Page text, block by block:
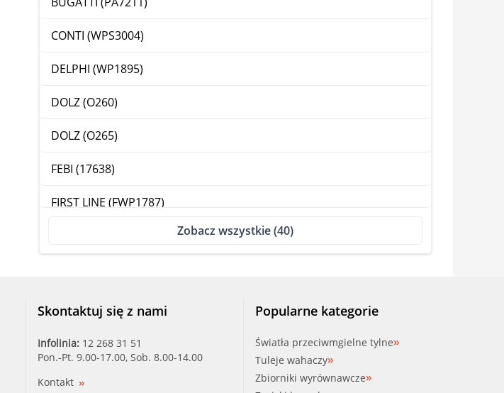
CONTI (WPS3004)
DELPHI (WP1895)
DOLZ (O260)
DOLZ (O265)
FEBI (17638)
FIRST LINE (FWP1787)
FIRST LINE (KCP2104)
GK (980748)
Zobacz wszystkie (40)
Skontaktuj się z nami
Infolinia: 12 268 31 51
Pon.-Pt. 9.00-17.00, Sob. 8.00-14.00
Kontakt
Popularne kategorie
Światła przeciwmgielne tylne
Tuleje wahaczy
Zbiorniki wyrównawcze